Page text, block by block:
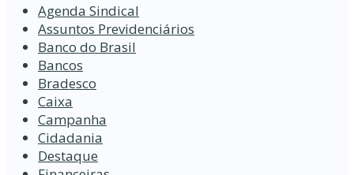
Agenda Sindical
Assuntos Previdenciários
Banco do Brasil
Bancos
Bradesco
Caixa
Campanha
Cidadania
Destaque